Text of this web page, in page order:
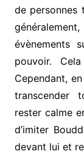
de personnes
évènements
pouvoir.
Cependant,
transcender
rester calme
d’imiter
devant lui et